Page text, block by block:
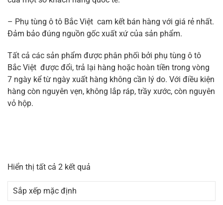
– Phụ tùng ô tô Bắc Việt cam kết bán hàng với giá rẻ nhất.
Đảm bảo đúng nguồn gốc xuất xứ của sản phẩm.
Tất cả các sản phẩm được phân phối bởi phụ tùng ô tô
Bắc Việt được đổi, trả lại hàng hoặc hoàn tiền trong vòng
7 ngày kể từ ngày xuất hàng không cần lý do. Với điều kiện
hàng còn nguyên vẹn, không lắp ráp, trầy xước, còn nguyên
vỏ hộp.
Hiển thị tất cả 2 kết quả